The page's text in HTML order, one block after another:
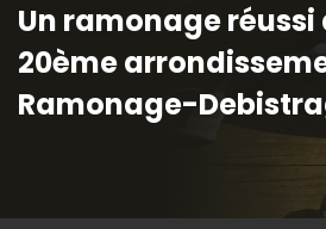
Un ramonage réussi
20ème
Ramonage-